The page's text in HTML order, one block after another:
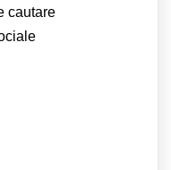
cautare